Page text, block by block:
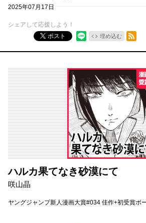
2025年07月17日
シェアして応援しよう！
ポスト
埋め込む
RSSフィード
ハルカ果てなき砂漠にて
咲山晶
ヤングジャンプ新人漫画大賞#034 佳作+初受賞ボ